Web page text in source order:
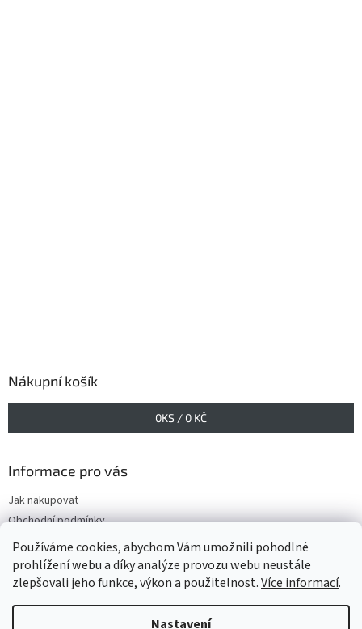
Používáme cookies, abychom Vám umožnili pohodlné
prohlížení webu a díky analýze provozu webu neustále
zlepšovali jeho funkce, výkon a použitelnost.Více informací.
Nastavení
Nákupní košík
0KS / 0 KČ
Informace pro vás
Jak nakupovat
Obchodní podmínky
Podmínky ochrany osobních údajů